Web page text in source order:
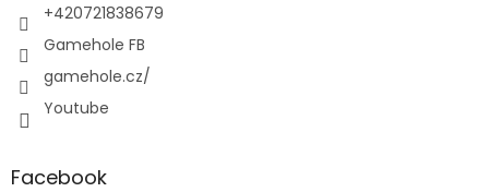
+420721838679
Gamehole FB
gamehole.cz/
Youtube
Facebook